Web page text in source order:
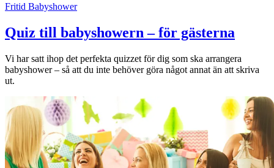
Fritid Babyshower
Quiz till babyshowern – för gästerna
Vi har satt ihop det perfekta quizzet för dig som ska arrangera
babyshower – så att du inte behöver göra något annat än att skriva
ut.